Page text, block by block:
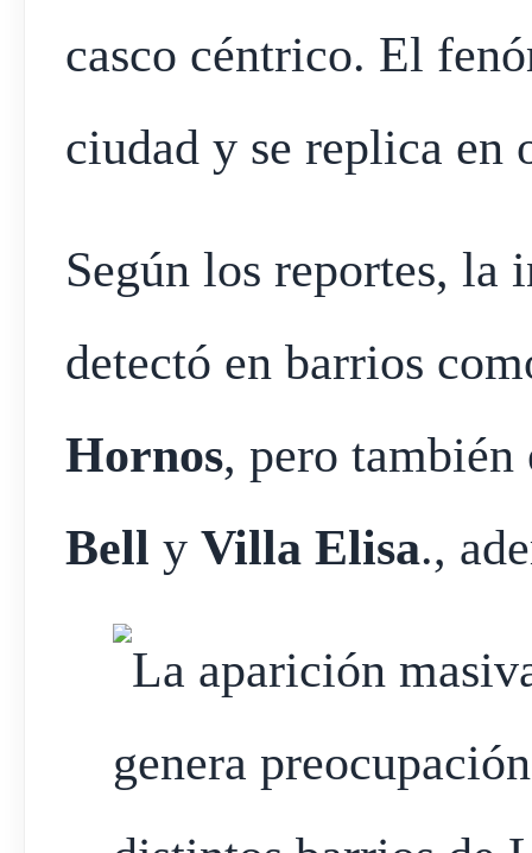
casco céntrico. El
ciudad y se replica
Según los reportes, la
detectó en barrios
Hornos, pero
Bell y Villa Elisa.,